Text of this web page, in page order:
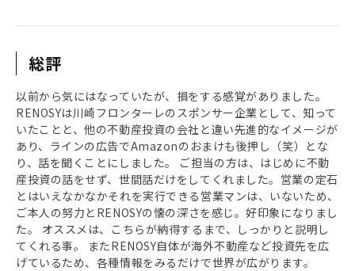
総評
以前から気にはなっていたが、損をする感覚がありました。
RENOSYは川崎フロンターレのスポンサー企業として、知って
いたことと、他の不動産投資の会社と違い先進的なイメージが
あり、ラインの広告でAmazonのおまけも後押し（笑）とな
り、話を聞くことにしました。 ご担当の方は、はじめに不動
産投資の話をせず、世間話だけをしてくれました。営業の定石
とはいえなかなかそれを実行できる営業マンは、いないため、
ご本人の努力とRENOSYの懐の深さを感じ。好印象になりまし
た。 オススメは、こちらが納得するまで、しっかりと説明し
てくれる事。 またRENOSY自体が海外不動産など投資先を広
げているため、各種情報をみるだけで世界が広がります。